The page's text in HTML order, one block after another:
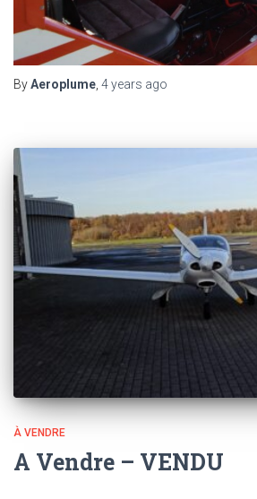
ByAeroplume, 4 years ago
À VENDRE
A Vendre – VENDU